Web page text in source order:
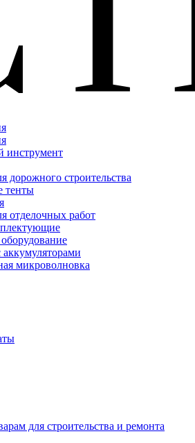
инструмент
дорожного строительства
тенты
отделочных работ
микроволновка
для строительства и ремонта